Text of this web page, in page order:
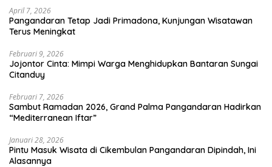
April 7, 2026
Pangandaran Tetap Jadi Primadona, Kunjungan Wisatawan
Terus Meningkat
Februari 9, 2026
Jojontor Cinta: Mimpi Warga Menghidupkan Bantaran Sungai
Citanduy
Februari 7, 2026
Sambut Ramadan 2026, Grand Palma Pangandaran Hadirkan
“Mediterranean Iftar”
Januari 28, 2026
Pintu Masuk Wisata di Cikembulan Pangandaran Dipindah, Ini
Alasannya